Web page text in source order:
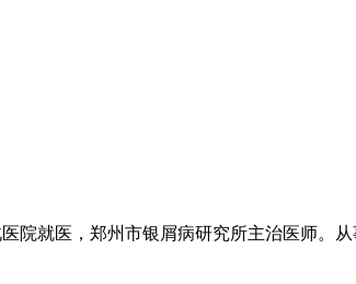
院就医，郑州市银屑病研究所主治医师。